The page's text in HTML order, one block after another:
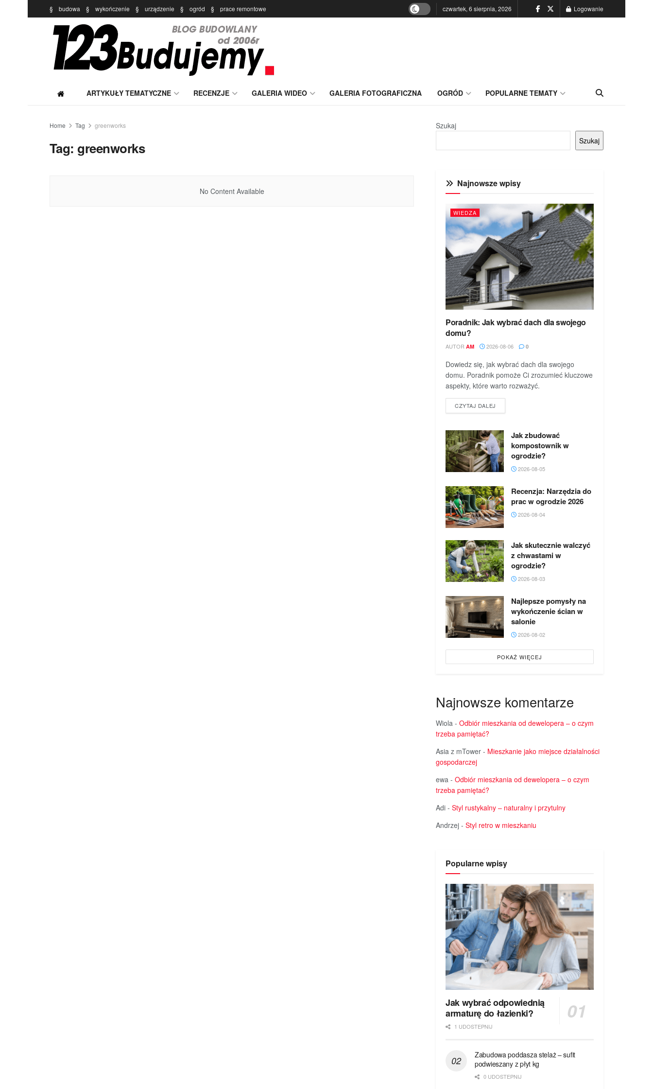
§ budowa § wykończenie § urządzenie § ogród § prace remontowe czwartek, 6 sierpnia, 2026 Logowanie
ARTYKUŁY TEMATYCZNE RECENZJE GALERIA WIDEO GALERIA FOTOGRAFICZNA OGRÓD POPULARNE TEMATY
Home Tag greenworks
Tag: greenworks
No Content Available
Szukaj
Szukaj
Najnowsze wpisy
WIEDZA
Poradnik: Jak wybrać dach dla swojego
domu?
AUTOR AM 2026-08-06 0
Dowiedz się, jak wybrać dach dla swojego
domu. Poradnik pomoże Ci zrozumieć kluczowe
aspekty, które warto rozważyć.
CZYTAJ DALEJ
Jak zbudować
kompostownik w
ogrodzie?
2026-08-05
Recenzja: Narzędzia do
prac w ogrodzie 2026
2026-08-04
Jak skutecznie walczyć
z chwastami w
ogrodzie?
2026-08-03
Najlepsze pomysły na
wykończenie ścian w
salonie
2026-08-02
POKAŻ WIĘCEJ
Najnowsze komentarze
Wiola - Odbiór mieszkania od dewelopera – o czym
trzeba pamiętać?
Asia z mTower - Mieszkanie jako miejsce działalności
gospodarczej
ewa - Odbiór mieszkania od dewelopera – o czym
trzeba pamiętać?
Adi - Styl rustykalny – naturalny i przytulny
Andrzej - Styl retro w mieszkaniu
Popularne wpisy
Jak wybrać odpowiednią
armaturę do łazienki?
1 UDOSTEPNIJ
Zabudowa poddasza stelaż – sufit
podwieszany z płyt kg
0 UDOSTEPNIJ